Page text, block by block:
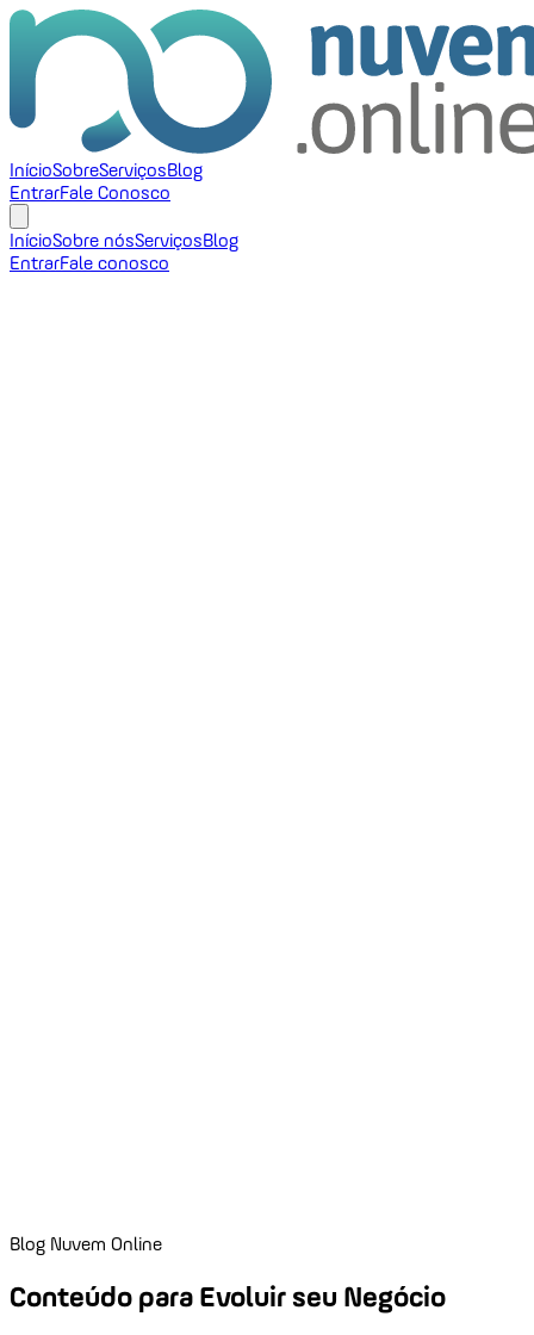
InícioSobreServiçosBlog
EntrarFale Conosco
InícioSobre nósServiçosBlog
EntrarFale conosco
Blog Nuvem Online
Conteúdo para Evoluir seu Negócio